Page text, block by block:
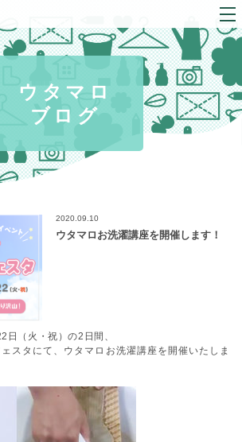
ウタマロ
ブログ
2020.09.10
ウタマロお洗濯講座を開催します！
日（火・祝）の2日間、
スタにて、ウタマロお洗濯講座を開催いたしま